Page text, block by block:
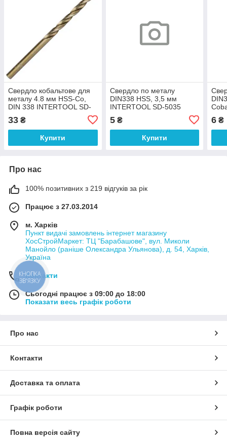
Свердло кобальтове для
металу 4.8 мм HSS-Co,
DIN 338 INTERTOOL SD-
33 ₴
Купити
Свердло по металу
DIN338 HSS, 3,5 мм
INTERTOOL SD-5035
5₴
Купити
6 ₴
Про нас
100% позитивних з 219 відгуків за рік
Працює з 27.03.2014
м. Харків
Пункт видачі замовлень інтернет магазину
ХосСтройМаркет: ТЦ "Барабашове", вул. Миколи
Манойло (раніше Олександра Ульянова), д. 54, Харків,
Україна
Контакти
Сьогодні працює з 09:00 до 18:00
Показати весь графік роботи
Про нас
Контакти
Доставка та оплата
Графік роботи
Повна версія сайту
КНОПКА
ЗВ'ЯЗКУ